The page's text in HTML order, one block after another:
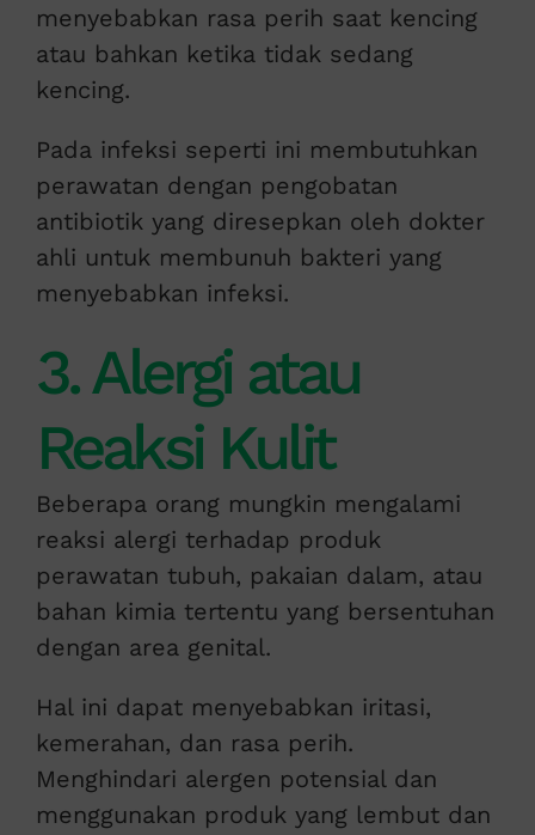
menyebabkan rasa perih saat kencing
atau bahkan ketika tidak sedang
kencing.
Pada infeksi seperti ini membutuhkan
perawatan dengan pengobatan
antibiotik yang diresepkan oleh dokter
ahli untuk membunuh bakteri yang
menyebabkan infeksi.
3. Alergi atau
Reaksi Kulit
Beberapa orang mungkin mengalami
reaksi alergi terhadap produk
perawatan tubuh, pakaian dalam, atau
bahan kimia tertentu yang bersentuhan
dengan area genital.
Hal ini dapat menyebabkan iritasi,
kemerahan, dan rasa perih.
Menghindari alergen potensial dan
menggunakan produk yang lembut dan